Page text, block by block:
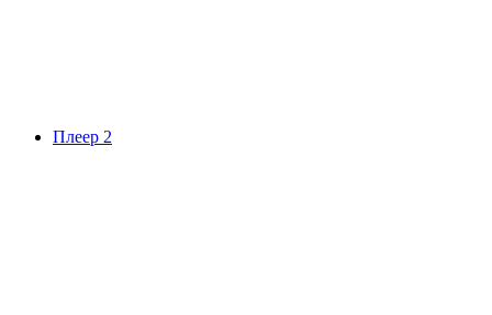
Плеер 2